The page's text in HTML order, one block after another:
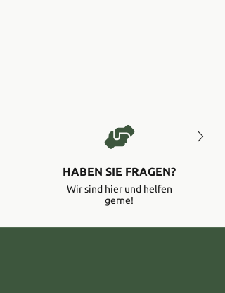
HABEN SIE FRAGEN?
Wir sind hier und helfen
gerne!